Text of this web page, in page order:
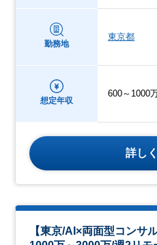
勤務地
東京都
想定年収
600～1000
詳し
【東京/AI×両面型コンサ